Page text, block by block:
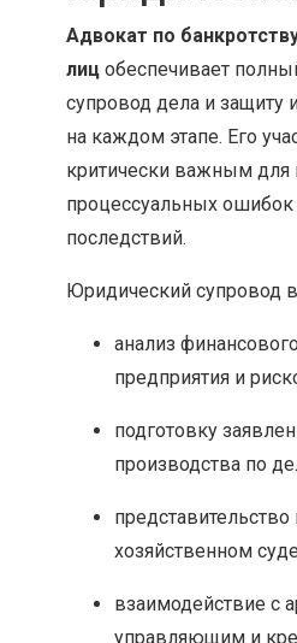
Адвокат по
лиц обеспечивает
супровод дела и защиту
на каждом этапе. Его
критически важным для
процессуальных ошибок
последствий.
Юридический супровод
анализ
предприятия и
подготовку
производства по
представительство
хозяйственном
взаимодействие с
управляющим и